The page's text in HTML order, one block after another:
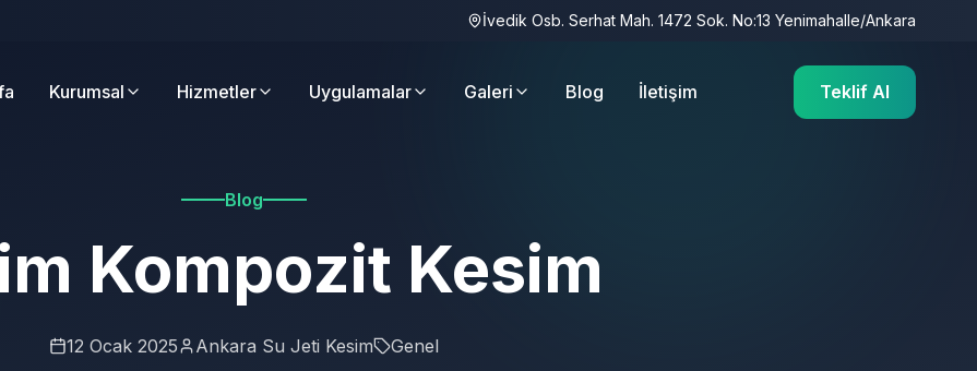
İvedik Osb. Serhat Mah. 1472 Sok. No:13 Yenimahalle/Ankara
Kurumsal Hizmetler Uygulamalar Galeri Blog İletişim Teklif Al
Blog
Kompozit Kesim
12 Ocak 2025 Ankara Su Jeti Kesim Genel